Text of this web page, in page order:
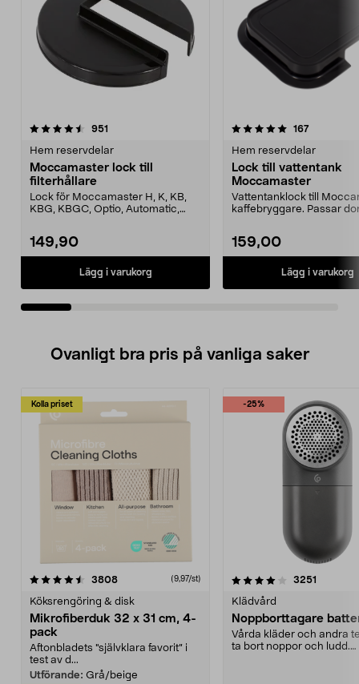
951
Hem reservdelar
Moccamaster lock till
filterhållare
Lock för Moccamaster H, K, KB,
KBG, KBGC, Optio, Automatic,
149,90
Lägg i varukorg
5.0av 5 stjärnor 167
Hem reservdelar
Lock till vattentank
Moccamaster
Vattentanklock till
kaffebryggare. Passar
159,00
Lägg i varukorg
5.0av 5 stjärnor
Ovanligt bra pris på vanliga saker
Kolla priset
3808recensioner (9,97/st)
Köksrengöring & disk
Mikrofiberduk 32 x 31 cm, 4-
pack
Aftonbladets "självklara favorit” i
test av d...
Utförande: Grå/beige
-25%
4.0av 5 stjärnor 3251
Klädvård
Noppborttagare
Vårda kläder och andra
ta bort noppor och ludd.
4.5av 5 stjärnor